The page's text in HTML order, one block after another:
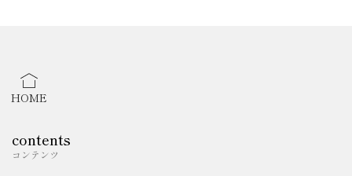
HOME
contents
コンテンツ